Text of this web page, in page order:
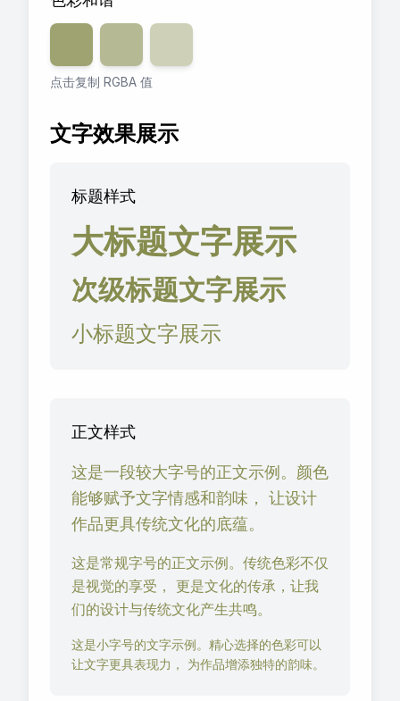
透明度 80
透明度 60
透明度
点击复制 RGBA 值
文字效果展示
标题样式
大标题文字展示
次级标题文字展示
小标题文字展示
正文样式
这是一段较大字号的正文示例。颜色
能够赋予文字情感和韵味， 让设计
作品更具传统文化的底蕴。
这是常规字号的正文示例。传统色彩不仅
是视觉的享受， 更是文化的传承，让我
们的设计与传统文化产生共鸣。
这是小字号的文字示例。精心选择的色彩可以
让文字更具表现力， 为作品增添独特的韵味。